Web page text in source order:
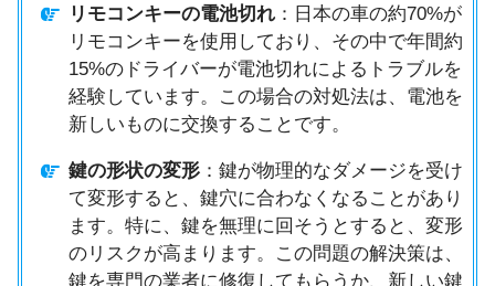
リモコンキーの電池切れ ：日本の車の約70%が
リモコンキーを使用しており、その中で年間約
15%のドライバーが電池切れによるトラブルを
経験しています。この場合の対処法は、電池を
新しいものに交換することです。
鍵の形状の変形 ：鍵が物理的なダメージを受け
て変形すると、鍵穴に合わなくなることがあり
ます。特に、鍵を無理に回そうとすると、変形
のリスクが高まります。この問題の解決策は、
鍵を専門の業者に修復してもらうか、新しい鍵